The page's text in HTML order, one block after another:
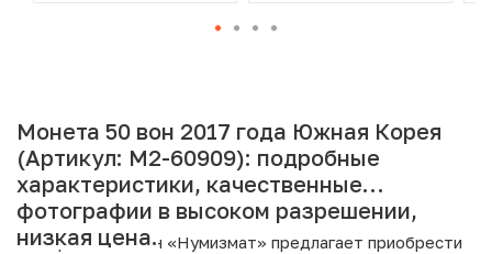
Монета 50 вон 2017 года Южная Корея
(Артикул: M2-60909): подробные
характеристики, качественные
фотографии в высоком разрешении,
низкая цена.
Интернет магазин «Нумизмат» предлагает приобрести